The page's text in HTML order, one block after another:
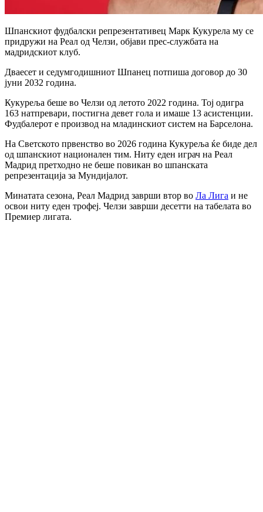
Шпанскиот фудбалски репрезентативец Марк Кукурела му се
придружи на Реал од Челзи, објави прес-службата на
мадридскиот клуб.
Дваесет и седумгодишниот Шпанец потпиша договор до 30
јуни 2032 година.
Кукуреља беше во Челзи од летото 2022 година. Тој одигра
163 натпревари, постигна девет гола и имаше 13 асистенции.
Фудбалерот е производ на младинскиот систем на Барселона.
На Светското првенство во 2026 година Кукуреља ќе биде дел
од шпанскиот национален тим. Ниту еден играч на Реал
Мадрид претходно не беше повикан во шпанската
репрезентација за Мундијалот.
Минатата сезона, Реал Мадрид заврши втор во Ла Лига и не
освои ниту еден трофеј. Челзи заврши десетти на табелата во
Премиер лигата.